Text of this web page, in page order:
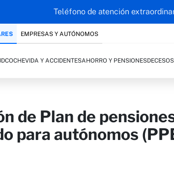
Teléfono de atención
EMPRESAS Y AUTÓNOMOS
COCHEVIDA Y ACCIDENTESAHORRO Y PENSIONESDECESOS
de Plan de
para autónomos